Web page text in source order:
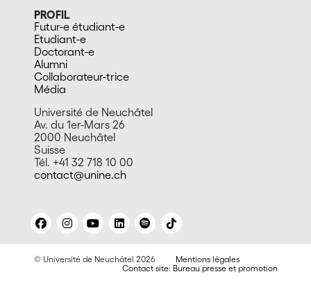
PROFIL
Futur-e étudiant-e
Etudiant-e
Doctorant-e
Alumni
Collaborateur-trice
Média
Université de Neuchâtel
Av. du 1er-Mars 26
2000 Neuchâtel
Suisse
Tél. +41 32 718 10 00
contact@unine.ch
© Université de Neuchâtel 2026
Mentions légales
Contact site: Bureau presse et promotion